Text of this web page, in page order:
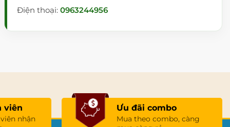
Điện thoại:0963244956
viên
nhận
Ưu đãi combo
Mua theo combo, càng